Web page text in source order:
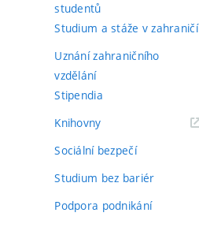
studentů
Studium a stáže v zahraničí
Uznání zahraničního
vzdělání
Stipendia
Knihovny(externí
Sociální bezpečí
Studium bez bariér
Podpora podnikání